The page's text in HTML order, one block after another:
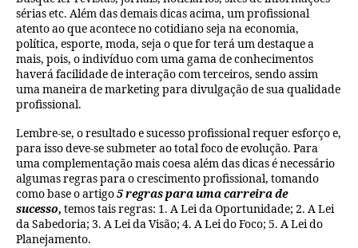
sérias etc. Além das demais dicas acima, um profissional
atento ao que acontece no cotidiano seja na economia,
política, esporte, moda, seja o que for terá um destaque a
mais, pois, o indivíduo com uma gama de conhecimentos
haverá facilidade de interação com terceiros, sendo assim
uma maneira de marketing para divulgação de sua qualidade
profissional.
Lembre-se, o resultado e sucesso profissional requer esforço e,
para isso deve-se submeter ao total foco de evolução. Para
uma complementação mais coesa além das dicas é necessário
algumas regras para o crescimento profissional, tomando
como base o artigo5 regras para uma carreira de
sucesso, temos tais regras: 1. A Lei da Oportunidade; 2. A Lei
da Sabedoria; 3. A Lei da Visão; 4. A Lei do Foco; 5. A Lei do
Planejamento.